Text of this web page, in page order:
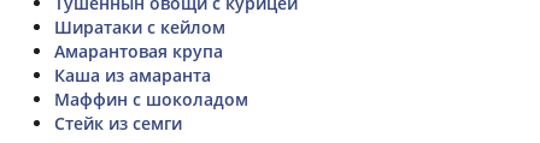
Ширатаки с кейлом
Амарантовая крупа
Каша из амаранта
Маффин с шоколадом
Стейк из семги